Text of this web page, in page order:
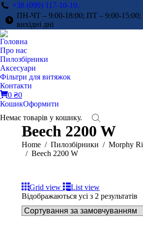
+38 (099) 117-10-10,
ПН-ЧТ – 9:00-18:00; ПТ – 9:00-
вихідні дні
Головна
Про нас
Пилозбірники
Аксесуари
Фільтри для витяжок
Контакти
0 ₴0
КошикОформити
Немає товарів у кошику.
Beech 2200 W
You are here:
Home Пилозбірники
Morphy
Beech 2200 W
Grid view
List view
Відображаються усі з 2 результатів